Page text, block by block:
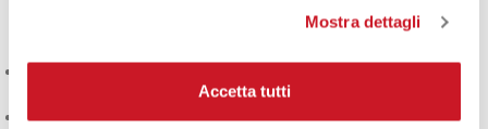
Mostra dettagli
Accetta tutti
della Wilson Bela V3 2025:
Struttura in carbonio premium:rinforzo per potenza e